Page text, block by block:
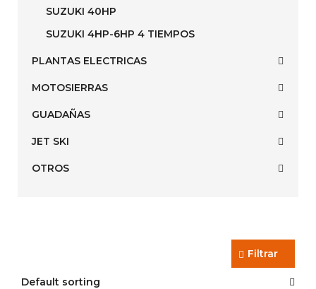
SUZUKI 40HP
SUZUKI 4HP-6HP 4 TIEMPOS
PLANTAS ELECTRICAS
MOTOSIERRAS
GUADAÑAS
JET SKI
OTROS
Filtrar
Default sorting